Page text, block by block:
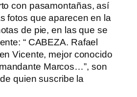
con pasamontañas, así
fotos que aparecen en la
de pie, en las que se
“ CABEZA. Rafael
Vicente, mejor conocido
Marcos…”, son
quien suscribe la